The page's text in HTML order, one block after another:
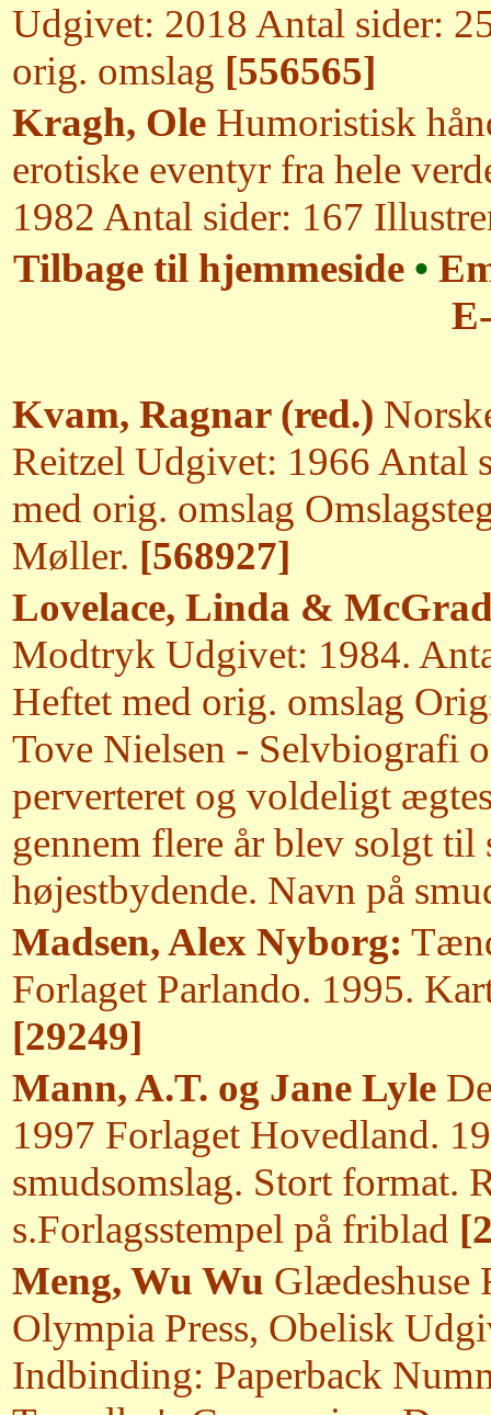
Udgivet: 2018 Antal sider:
orig. omslag [556565]
Kragh, Ole Humoristisk
erotiske eventyr fra hele
1982 Antal sider: 167
Tilbage til hjemmeside •
Kvam, Ragnar (red.)
Reitzel Udgivet: 1966 Antal
med orig. omslag
Møller. [568927]
Lovelace, Linda &
Modtryk Udgivet: 1984.
Heftet med orig. omslag
Tove Nielsen - Selvbiografi
perverteret og voldeligt
gennem flere år blev solgt til
højestbydende. Navn på
Madsen, Alex Nyborg:
Forlaget Parlando. 1995.
[29249]
Mann, A.T. og Jane Lyle
1997 Forlaget Hovedland.
smudsomslag. Stort format.
s.Forlagsstempel på friblad
Meng, Wu Wu Glædeshuse
Olympia Press, Obelisk
Indbinding: Paperback